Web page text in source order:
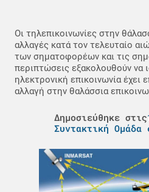
Οι τηλεπικοινωνίες στην
αλλαγές κατά τον τελευταίο
των σηματοφορέων και τις
περιπτώσεις εξακολουθούν να
ηλεκτρονική επικοινωνία έχει
αλλαγή στην θαλάσσια
Δημοσιεύθηκε στις
Συντακτική